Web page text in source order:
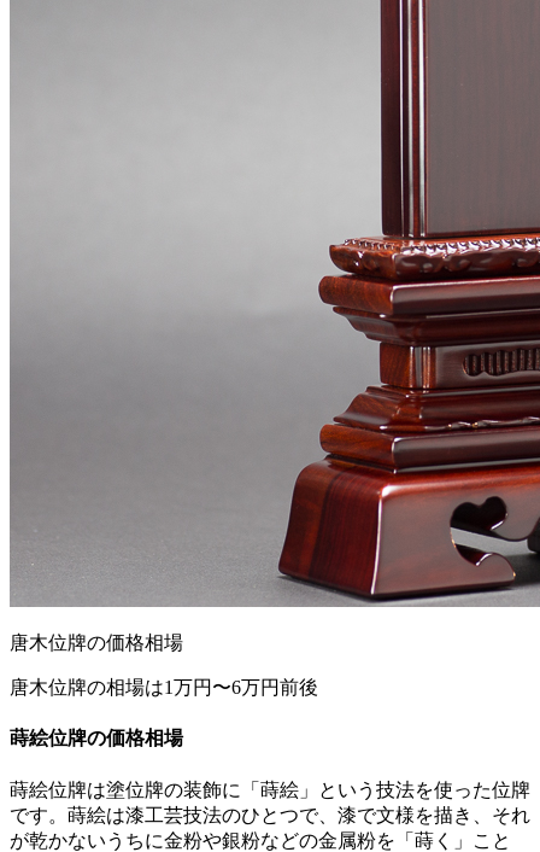
唐木位牌の価格相場
唐木位牌の相場は1万円〜6万円前後
蒔絵位牌の価格相場
蒔絵位牌は塗位牌の装飾に「蒔絵」という技法を使った位牌
です。蒔絵は漆工芸技法のひとつで、漆で文様を描き、それ
が乾かないうちに金粉や銀粉などの金属粉を「蒔く」こと